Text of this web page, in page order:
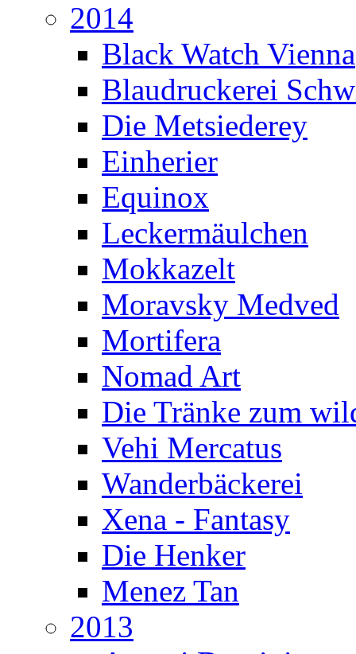
2014
Black Watch Vienna
Blaudruckerei
Die Metsiederey
Einherier
Equinox
Leckermäulchen
Mokkazelt
Moravsky Medved
Mortifera
Nomad Art
Die Tränke zum
Vehi Mercatus
Wanderbäckerei
Xena - Fantasy
Die Henker
Menez Tan
2013